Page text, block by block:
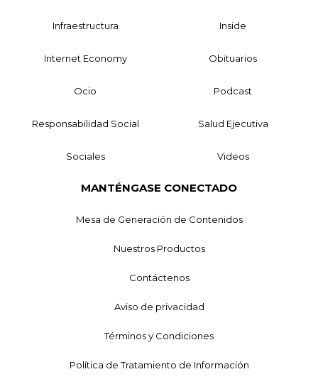
Infraestructura Inside
Internet Economy Obituarios
Ocio Podcast
Responsabilidad Social Salud Ejecutiva
Sociales Videos
MANTÉNGASE CONECTADO
Mesa de Generación de Contenidos
Nuestros Productos
Contáctenos
Aviso de privacidad
Términos y Condiciones
Política de Tratamiento de Información